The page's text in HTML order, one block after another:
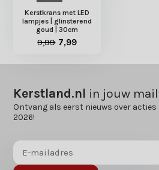
Kerstkrans met LED
lampjes | glinsterend
goud | 30cm
9,99 7,99
Kerstland.nl in jouw
Ontvang als eerst nieuws over
2026!